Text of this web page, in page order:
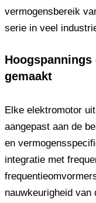
vermogensbereik
serie in veel
gemaakt
Elke elektromotor
aangepast aan de
en
integratie met
nauwkeurigheid van